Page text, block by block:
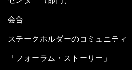
会合
ステークホルダーのコミュニティ
「フォーラム・ストーリー」